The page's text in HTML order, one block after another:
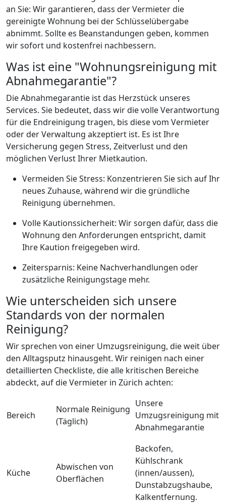
an Sie: Wir garantieren, dass der Vermieter die
gereinigte Wohnung bei der Schlüsselübergabe
abnimmt. Sollte es Beanstandungen geben, kommen
wir sofort und kostenfrei nachbessern.
Was ist eine "Wohnungsreinigung mit
Abnahmegarantie"?
Die Abnahmegarantie ist das Herzstück unseres
Services. Sie bedeutet, dass wir die volle Verantwortung
für die Endreinigung tragen, bis diese vom Vermieter
oder der Verwaltung akzeptiert ist. Es ist Ihre
Versicherung gegen Stress, Zeitverlust und den
möglichen Verlust Ihrer Mietkaution.
Vermeiden Sie Stress: Konzentrieren Sie sich auf Ihr
neues Zuhause, während wir die gründliche
Reinigung übernehmen.
Volle Kautionssicherheit: Wir sorgen dafür, dass die
Wohnung den Anforderungen entspricht, damit
Ihre Kaution freigegeben wird.
Zeitersparnis: Keine Nachverhandlungen oder
zusätzliche Reinigungstage mehr.
Wie unterscheiden sich unsere
Standards von der normalen
Reinigung?
Wir sprechen von einer Umzugsreinigung, die weit über
den Alltagsputz hinausgeht. Wir reinigen nach einer
detaillierten Checkliste, die alle kritischen Bereiche
abdeckt, auf die Vermieter in Zürich achten:
Bereich
Normale Reinigung
(Täglich)
Unsere
Umzugsreinigung mit
Abnahmegarantie
Küche
Abwischen von
Oberflächen
Backofen,
Kühlschrank
(innen/aussen),
Dunstabzugshaube,
Kalkentfernung.